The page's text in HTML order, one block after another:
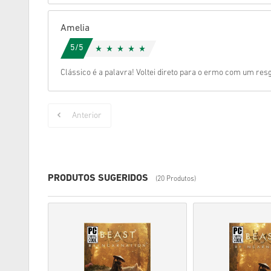
Amelia
5/5
Clássico é a palavra! Voltei direto para o ermo com um
Anterior
PRODUTOS SUGERIDOS (20 Produtos)